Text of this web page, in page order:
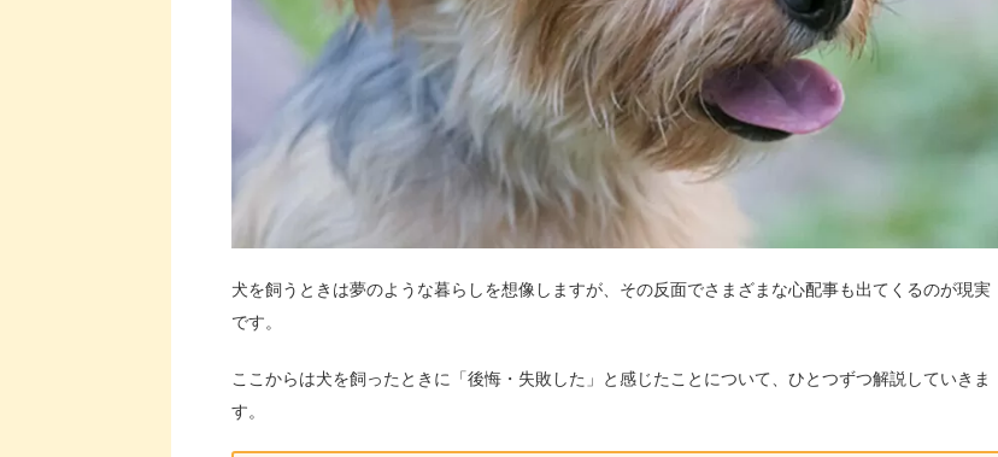
犬を飼うときは夢のような暮らしを想像しますが、その反面でさまざまな心配事も出てくるのが現実
です。
ここからは犬を飼ったときに「後悔・失敗した」と感じたことについて、ひとつずつ解説していきま
す。